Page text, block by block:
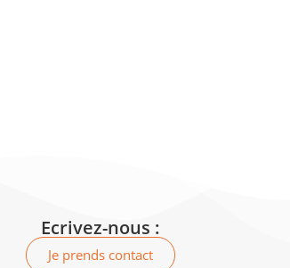
Ecrivez-nous :
Je prends contact